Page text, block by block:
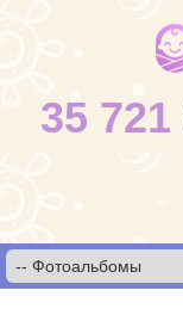
35 721